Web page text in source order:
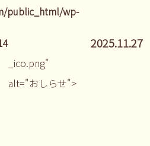
public_html/wp-
_ico.png"
alt="おしらせ">
2025.11.27